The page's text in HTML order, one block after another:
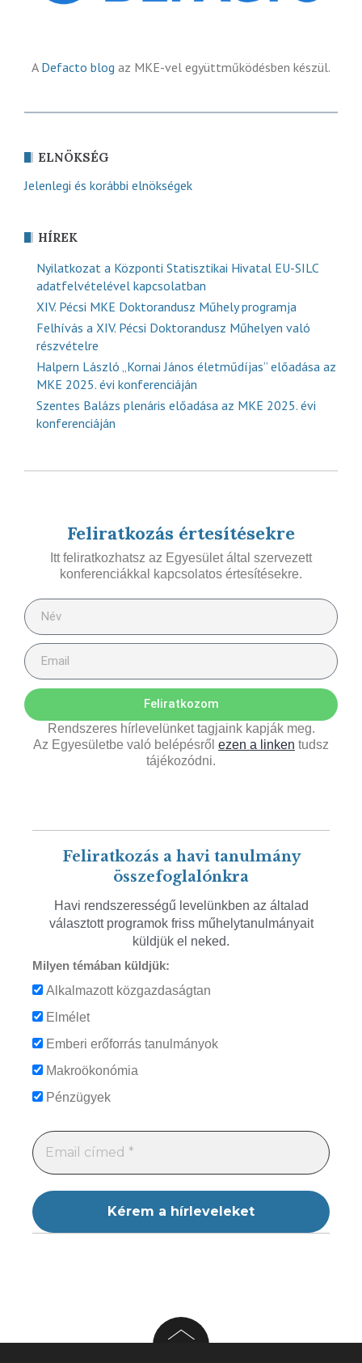
A Defacto blog az MKE-vel együttműködésben készül.
ELNÖKSÉG
Jelenlegi és korábbi elnökségek
HÍREK
Nyilatkozat a Központi Statisztikai Hivatal EU-SILC
adatfelvételével kapcsolatban
XIV. Pécsi MKE Doktorandusz Műhely programja
Felhívás a XIV. Pécsi Doktorandusz Műhelyen való
részvételre
Halpern László „Kornai János életműdíjas” előadása az
MKE 2025. évi konferenciáján
Szentes Balázs plenáris előadása az MKE 2025. évi
konferenciáján
Feliratkozás értesítésekre
Itt feliratkozhatsz az Egyesület által szervezett
konferenciákkal kapcsolatos értesítésekre.
Feliratkozom
Rendszeres hírlevelünket tagjaink kapják meg.
Az Egyesületbe való belépésről ezen a linken tudsz
tájékozódni.
Feliratkozás a havi tanulmány
összefoglalónkra
Havi rendszerességű levelünkben az általad
választott programok friss műhelytanulmányait
küldjük el neked.
Milyen témában küldjük:
Alkalmazott közgazdaságtan
Elmélet
Emberi erőforrás tanulmányok
Makroökonómia
Pénzügyek